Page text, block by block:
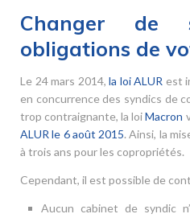
Changer de
obligations de
Le 24 mars 2014, la loi ALUR est
en concurrence des syndics de
trop contraignante, la loiMacron
ALUR le 6 août 2015. Ainsi, la
à trois ans pour les copropriétés.
Cependant, il est possible de
Aucun cabinet de syndic